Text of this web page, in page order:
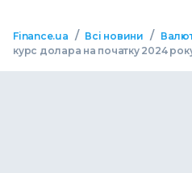
Finance.ua / Всі новини /
курс долара на початку 2024